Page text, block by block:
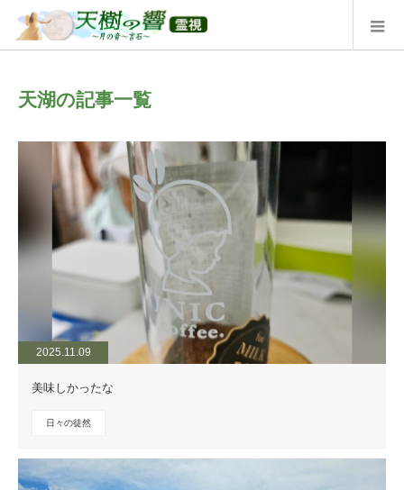
天湖の記事一覧
2025.11.09
美味しかったな
日々の徒然